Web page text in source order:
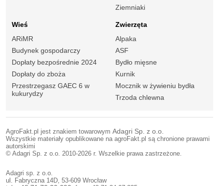
Ziemniaki
Wieś
ARiMR
Budynek gospodarczy
Dopłaty bezpośrednie 2024
Dopłaty do zboża
Przestrzegasz GAEC 6 w
kukurydzy
Zwierzęta
Alpaka
ASF
Bydło mięsne
Kurnik
Mocznik w żywieniu bydła
Trzoda chlewna
AgroFakt.pl jest znakiem towarowym Adagri Sp. z o.o.
Wszystkie materiały opublikowane na agroFakt.pl są chronione prawami
autorskimi
© Adagri Sp. z o.o. 2010-2026 r. Wszelkie prawa zastrzeżone.
Adagri sp. z o.o.
ul. Fabryczna 14D, 53-609 Wrocław